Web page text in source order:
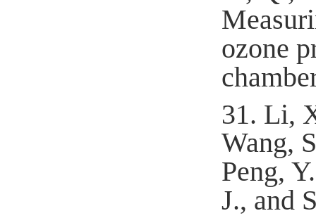
ozone
31. Li,
Wang,
Peng,
J., and